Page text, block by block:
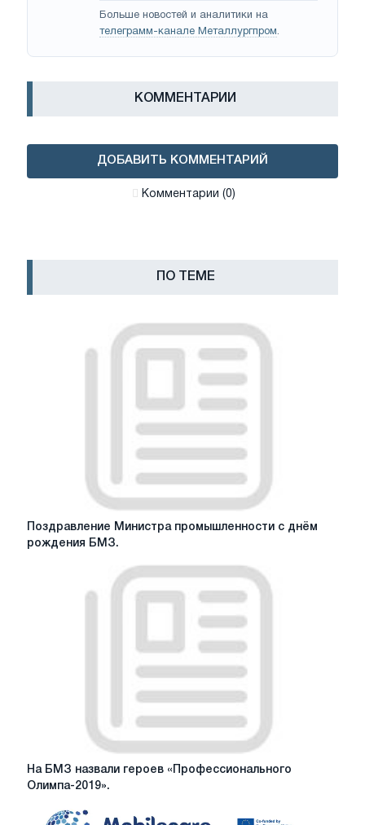
Больше новостей и аналитики на
телеграмм-канале Металлургпром.
КОММЕНТАРИИ
ДОБАВИТЬ КОММЕНТАРИЙ
Комментарии (0)
ПО ТЕМЕ
Поздравление
Поздравление Министра промышленности с днём
рождения БМЗ.
На
БМЗ
героев
На БМЗ назвали героев «Профессионального
Олимпа-2019».